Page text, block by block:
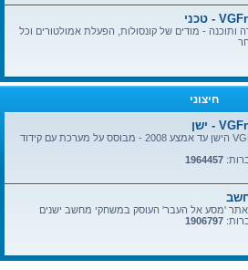
ותוכנה - מודים של קונסולות, הפעלת אמולטורים וכל
חיצוני
פורום VGFreak הישן עד אמצע 2008 - מבוסס על מערכת עם קידוד
1964457
אתר 'מסע אל העבר' העוסק במשחקי מחשב ישנים
1906797